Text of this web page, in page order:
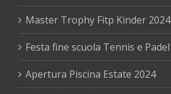
Master Trophy Fitp Kinder 2024
Festa fine scuola Tennis e Padel
Apertura Piscina Estate 2024